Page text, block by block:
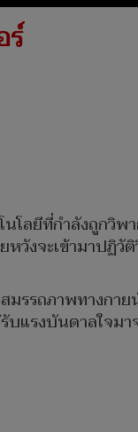
ร์
นโลยีที่กำลังถูกวิ
วังจะเข้ามาปฏิวั
รรถภาพทางกาย
บแรงบันดาลใจม